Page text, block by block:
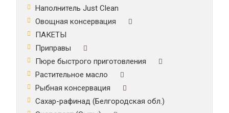
Наполнитель Just Clean
Овощная консервация
ПАКЕТЫ
Приправы
Пюре быстрого приготовления
Растительное масло
Рыбная консервация
Сахар-рафинад (Белгородская обл.)